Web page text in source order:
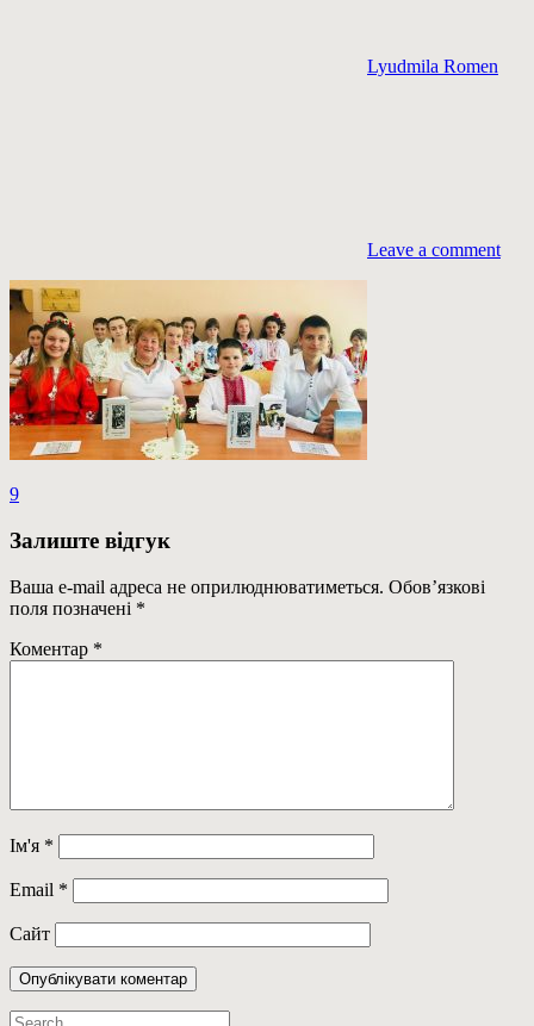
Lyudmila Romen
Leave a comment
Навігація
записів
Previous
9
Залиште відгук
Ваша e-mail адреса не оприлюднюватиметься. Обов’язкові
поля позначені *
Коментар *
Ім'я *
Email *
Сайт
Пошук: